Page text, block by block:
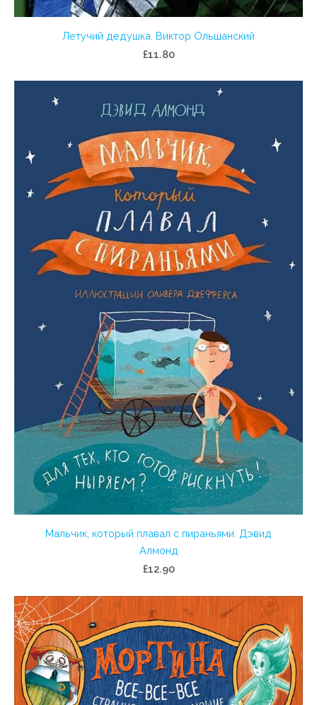
Летучий дедушка. Виктор Ольшанский
£11.80
Мальчик, который плавал с пираньями. Дэвид
Алмонд
£12.90